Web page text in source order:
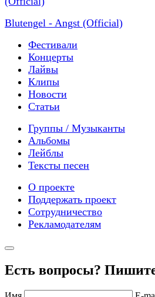
Blutengel - Angst (Official)
Фестивали
Концерты
Лайвы
Клипы
Новости
Статьи
Группы / Музыканты
Альбомы
Лейблы
Тексты песен
О проекте
Поддержать проект
Сотрудничество
Рекламодателям
Есть вопросы?